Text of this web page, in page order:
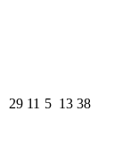
29 11 5 13 38